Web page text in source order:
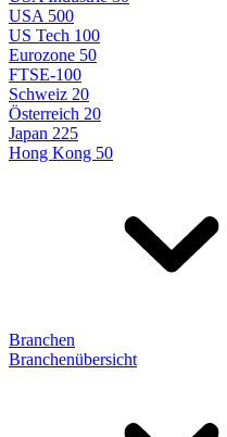
USA 500
US Tech 100
Eurozone 50
FTSE-100
Schweiz 20
Österreich 20
Japan 225
Hong Kong 50
Branchen
Branchenübersicht